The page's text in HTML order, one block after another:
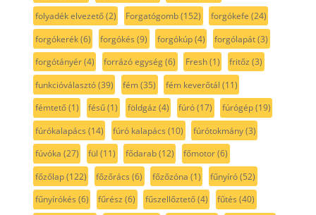
folyadék elvezető(2) Forgatógomb(152) forgókefe (24)
forgókerék(6) forgókés (9) forgókúp(4) forgólapát(3)
forgótányér(4) forrázó egység(6) Fresh(1) fritőz (3)
funkcióválasztó(39) fém(35) fém keverőtál (11)
fémtető(1) fésű(1) földgáz (4) fúró(17) fúrógép(19)
fúrókalapács (14) fúró kalapács (10) fúrótokmány(3)
fúvóka (27) fül (11) fődarab(12) főmotor(6)
főzőlap(122) főzőrács (6) főzőzóna (1) fűnyíró(52)
fűnyírókés (6) fűrész (6) fűszellőztető(4) fűtés (40)